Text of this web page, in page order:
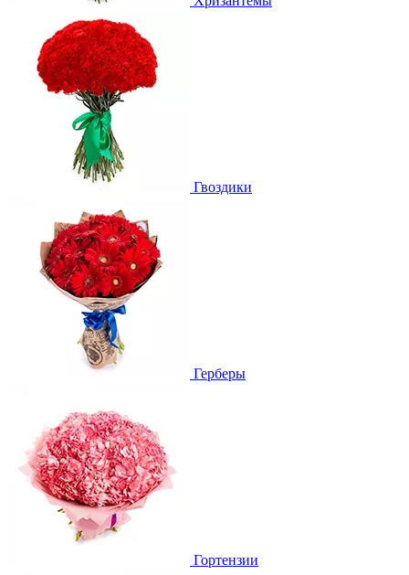
Гвоздики
Герберы
Гортензии